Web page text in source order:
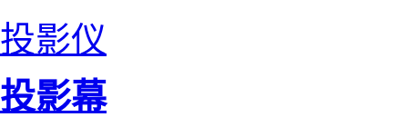
投影仪
投影幕